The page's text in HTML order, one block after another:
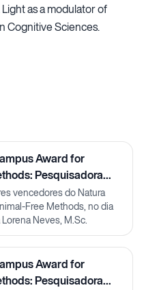
as a modulator of
Cognitive Sciences.
Award for
Pesquisadora
vencedores do Natura
Free Methods, no dia
Neves, M.Sc.
Award for
Pesquisadora